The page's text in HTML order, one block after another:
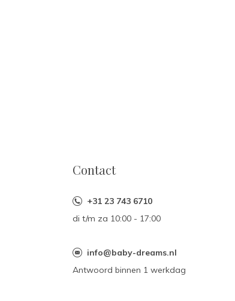
Contact
+31 23 743 6710
di t/m za 10:00 - 17:00
info@baby-dreams.nl
Antwoord binnen 1 werkdag